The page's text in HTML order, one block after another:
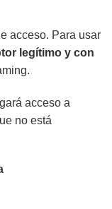
acceso. Para usar
legítimo y con
acceso a
no está